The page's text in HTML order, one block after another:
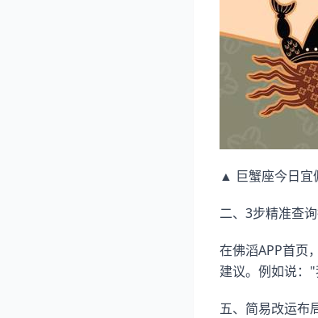
▲ 巨蟹座今日宜
二、3步精准查
在佛滔APP首页
建议。例如说：
五、简易改运布